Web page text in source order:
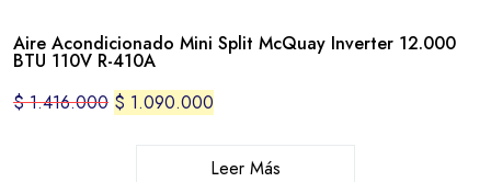
Aire Acondicionado Mini Split McQuay Inverter 12.000
BTU 110V R-410A
$1.416.000 $ 1.090.000
Leer Más